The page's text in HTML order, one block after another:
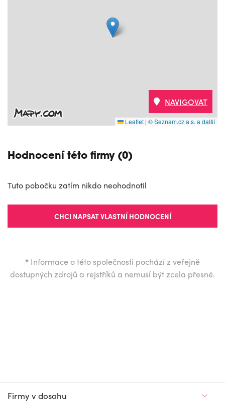
Leaflet | © Seznam.cz a.s. a další
NAVIGOVAT
Hodnocení této firmy (0)
Tuto pobočku zatím nikdo neohodnotil
CHCI NAPSAT VLASTNÍ HODNOCENÍ
* Informace o této společnosti pochází z veřejně
dostupných zdrojů a rejstříků a nemusí být zcela přesné.
Firmy v dosahu